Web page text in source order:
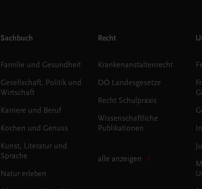
Sachbuch
Familie und Gesundheit
Gesellschaft, Politik und
Wirtschaft
Karriere und Beruf
Kochen und Genuss
Kunst, Literatur und
Sprache
Natur erleben
Recht
Krankenanstaltenrecht
OÖ Landesgesetze
Recht Schulpraxis
Wissenschaftliche
Publikationen
alle anzeigen